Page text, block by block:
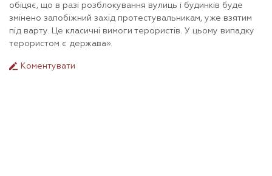
обіцяє, що в разі розблокування вулиць і будинків буде
змінено запобіжний захід протестувальникам, уже взятим
під варту. Це класичні вимоги терористів. У цьому випадку
терористом є держава».
Коментувати